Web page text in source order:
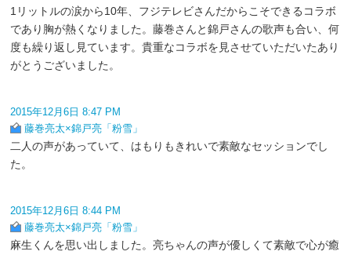
1リットルの涙から10年、フジテレビさんだからこそできるコラボ
であり胸が熱くなりました。藤巻さんと錦戸さんの歌声も合い、何
度も繰り返し見ています。貴重なコラボを見させていただいたあり
がとうございました。
2015年12月6日 8:47 PM
藤巻亮太×錦戸亮「粉雪」
二人の声があっていて、はもりもきれいで素敵なセッションでし
た。
2015年12月6日 8:44 PM
藤巻亮太×錦戸亮「粉雪」
麻生くんを思い出しました。亮ちゃんの声が優しくて素敵で心が癒